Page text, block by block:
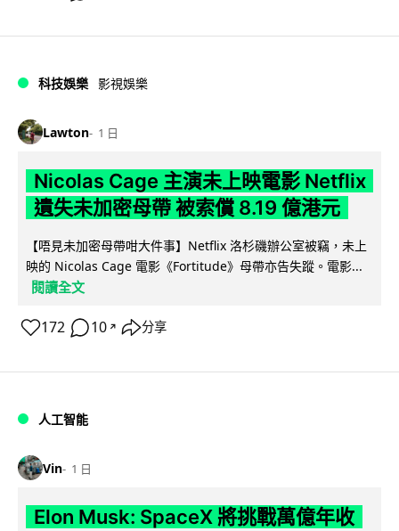
科技娛樂 影視娛樂
Lawton 1 日
Nicolas Cage 主演未上映電影 Netflix
遺失未加密母帶 被索償 8.19 億港元
【唔見未加密母帶咁大件事】Netflix 洛杉磯辦公室被竊，未上
映的 Nicolas Cage 電影《Fortitude》母帶亦告失蹤。電影...
閱讀全文
172 10 ↗ 分享
人工智能
Vin 1 日
Elon Musk: SpaceX 將挑戰萬億年收